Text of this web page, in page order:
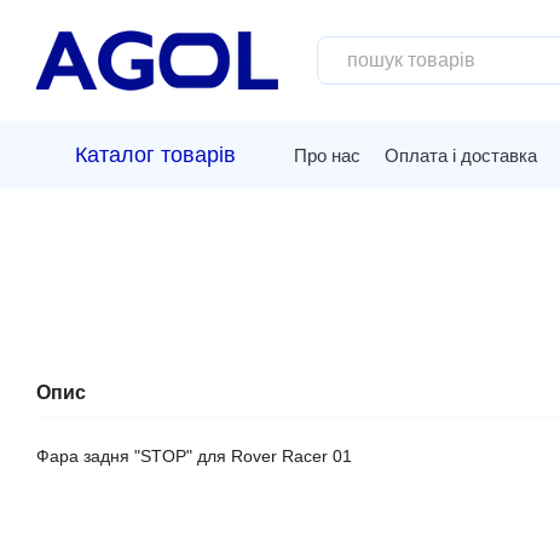
Каталог товарів Про нас Оплата і доставка
Опис
Фара задня "STOP" для Rover Racer 01